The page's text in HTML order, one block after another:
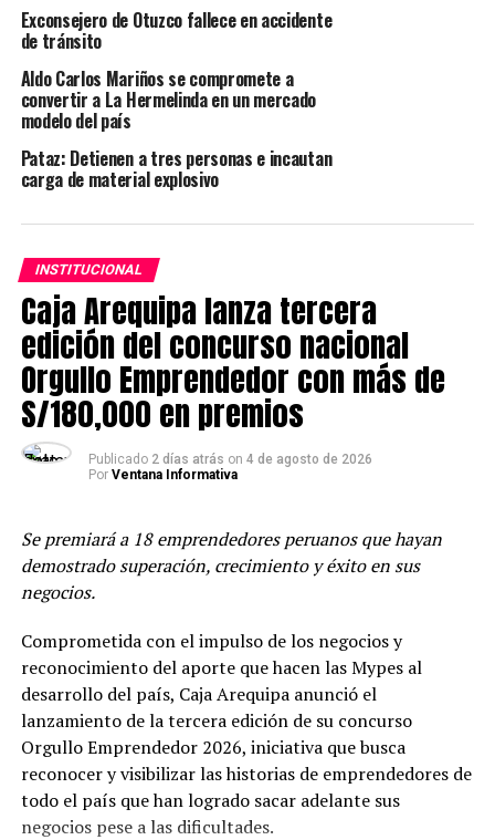
Participaron en el inicio y cierre de la auditoría externa
la Alta Gerencia, superintendentes, jefaturas y
colaboradores de los distintos procesos. Esta auditoría
se llevó a cabo utilizando herramientas de tecnología de
la información y la comunicación (TIC), lo que
contribuyó a la efectividad de la auditoría para lograr
los objetivos establecidos y la revisión de documentos,
áreas de la empresa.
Obtener esta certificación internacional de las tres
normas referentes a distintos aspectos: ISO 9001
(Calidad), ISO 14001 (Medio Ambiente) e ISO 45001
(Seguridad y Salud Ocupacional); garantiza que se
cumpla con altos estándares de gestión en estos tres
temas.
TEMAS RELACIONADOS: LA LIBERTAD MINERA
Gobierno afecta a las MYPE con aumento de sueldo
mínimo
ANTERIOR POST
EY Perú: Cinco tendencias digitales que las empresas
peruanas están utilizando para generar valor
Exconsejero de Otuzco fallece en accidente
de tránsito
Aldo Carlos Mariños se compromete a
convertir a La Hermelinda en un mercado
modelo del país
Pataz: Detienen a tres personas e incautan
carga de material explosivo
INSTITUCIONAL
Caja Arequipa lanza tercera
edición del concurso nacional
Orgullo Emprendedor con más de
S/180,000 en premios
Publicado 2 días atrás on 4 de agosto de 2026
Por Ventana Informativa
Se premiará a 18 emprendedores peruanos que hayan
demostrado superación, crecimiento y éxito en sus
negocios.
Comprometida con el impulso de los negocios y
reconocimiento del aporte que hacen las Mypes al
desarrollo del país, Caja Arequipa anunció el
lanzamiento de la tercera edición de su concurso
Orgullo Emprendedor 2026, iniciativa que busca
reconocer y visibilizar las historias de emprendedores de
todo el país que han logrado sacar adelante sus
negocios pese a las dificultades.